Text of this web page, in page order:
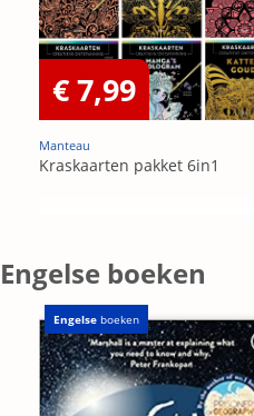
€ 7,99
Manteau
Kraskaarten pakket 6in1
Engelse boeken
Engelse boeken